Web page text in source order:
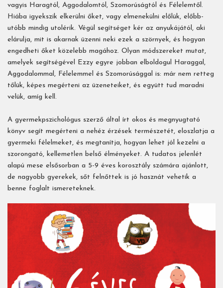
vagyis Haragtól, Aggodalomtól, Szomorúságtól és Félelemtől.
Hiába igyekszik elkerülni őket, vagy elmenekülni előlük, előbb-
utóbb mindig utolérik. Végül segítséget kér az anyukájától, aki
elárulja, mit is akarnak üzenni neki ezek a szörnyek, és hogyan
engedheti őket közelebb magához. Olyan módszereket mutat,
amelyek segítségével Ezzy egyre jobban elboldogul Haraggal,
Aggodalommal, Félelemmel és Szomorúsággal is: már nem retteg
tőlük, képes megérteni az üzeneteiket, és együtt tud maradni
velük, amíg kell.
A gyermekpszichológus szerző által írt okos és megnyugtató
könyv segít megérteni a nehéz érzések természetét, eloszlatja a
gyermeki félelmeket, és megtanítja, hogyan lehet jól kezelni a
szorongató, kellemetlen belső élményeket. A tudatos jelenlét
alapú mese elsősorban a 5-9 éves korosztály számára ajánlott,
de nagyobb gyerekek, sőt felnőttek is jó hasznát vehetik a
benne foglalt ismereteknek.